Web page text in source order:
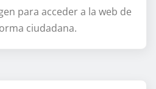
para acceder a la web de
ciudadana.